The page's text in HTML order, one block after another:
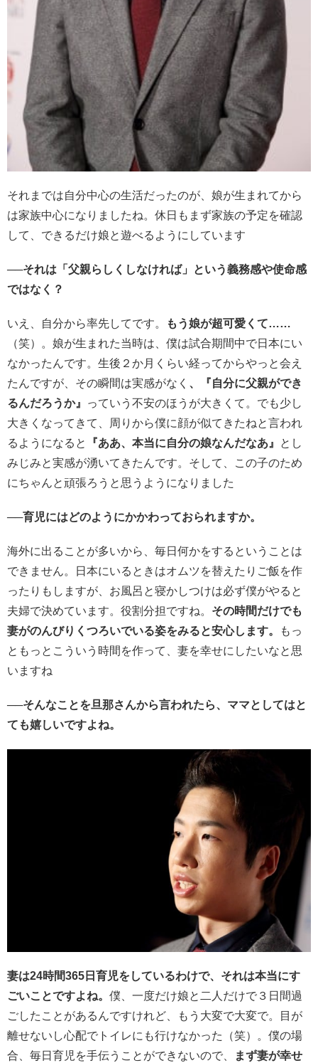
それまでは自分中心の生活だったのが、娘が生まれてから
は家族中心になりましたね。休日もまず家族の予定を確認
して、できるだけ娘と遊べるようにしています
──それは「父親らしくしなければ」という義務感や使命感
ではなく？
いえ、自分から率先してです。
もう娘が超可愛くて……
（笑）。娘が生まれた当時は、僕は試合期間中で日本にい
なかったんです。生後２か月くらい経ってからやっと会え
たんですが、その瞬間は実感がなく 、『自分に父親ができ
るんだろうか』
っていう不安のほうが大きくて。でも少し
大きくなってきて、周りから僕に顔が似てきたねと言われ
るようになると
『ああ、本当に自分の娘なんだなあ』
とし
みじみと実感が湧いてきたんです。そして、この子のため
にちゃんと頑張ろうと思うようになりました
──育児にはどのようにかかわっておられますか。
海外に出ることが多いから、毎日何かをするということは
できません。日本にいるときはオムツを替えたりご飯を作
ったりもしますが、お風呂と寝かしつけは必ず僕がやると
夫婦で決めています。役割分担ですね。 その時間だけでも
妻がのんびりくつろいでいる姿をみると安心します。
もっ
ともっとこういう時間を作って、妻を幸せにしたいなと思
いますね
──そんなことを旦那さんから言われたら、ママとしてはと
ても嬉しいですよね。
妻は24時間365日育児をしているわけで、それは本当にす
ごいことですよね。 僕、一度だけ娘と二人だけで３日間過
ごしたことがあるんですけれど、もう大変で大変で。目が
離せないし心配でトイレにも行けなかった（笑）。僕の場
合、毎日育児を手伝うことができないので、
まず妻が幸せ